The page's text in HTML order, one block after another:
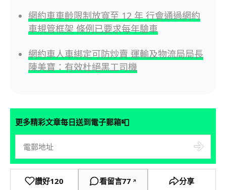
網約車車齡限制放寬至 12 年 行會通過網約
車規管框架 條例已要求每年驗車
網約車人車綁定可防炒賣 運輸及物流局局長
陳美寶：有效杜絕黑工司機
更多精彩文章每日送到電子郵箱📮
讚好120 看留言77 ↗ 分享